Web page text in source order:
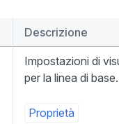
Descrizione
Impostazioni di
per la linea di base.
Proprietà